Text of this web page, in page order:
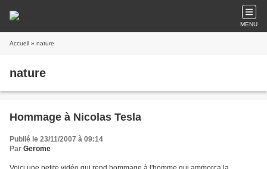
MENU
Accueil » nature
nature
Hommage à Nicolas Tesla
Publié le 23/11/2007 à 09:14
Par Gerome